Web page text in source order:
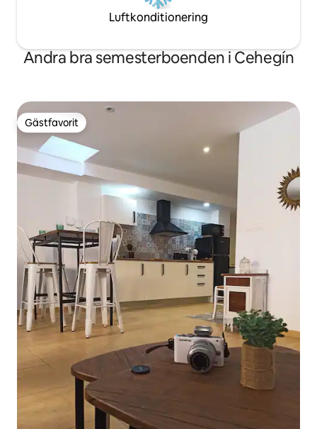
Luftkonditionering
Andra bra semesterboenden i Cehegín
Gästfavorit
Gästfavorit